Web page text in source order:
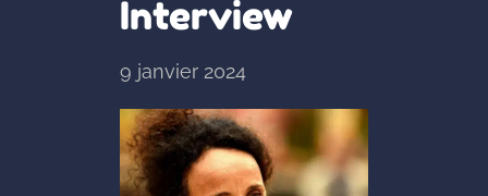
Interview
9 janvier 2024